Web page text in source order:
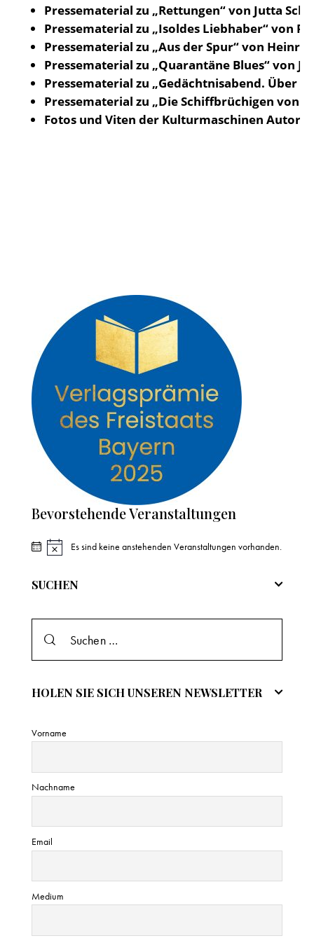
Pressematerial zu „Rettungen“ von Jutta
Pressematerial zu „Isoldes Liebhaber“ von
Pressematerial zu „Aus der Spur“ von
Pressematerial zu „Quarantäne Blues“ von
Pressematerial zu „Gedächtnisabend. Über
Pressematerial zu „Die Schiffbrüchigen von
Fotos und Viten der Kulturmaschinen
Bevorstehende Veranstaltungen
H
n
w
i
Es sind keine anstehenden Veranstaltungen vorhanden.
SUCHEN
HOLEN SIE SICH UNSEREN NEWSLETTER
Vorname
Nachname
Email
Medium